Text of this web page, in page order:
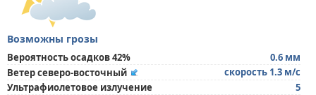
Возможны грозы
Вероятность осадков 42%
0.6 мм
Ветер северо-восточный
скорость 1.3 м/с
Ультрафиолетовое излучение
5